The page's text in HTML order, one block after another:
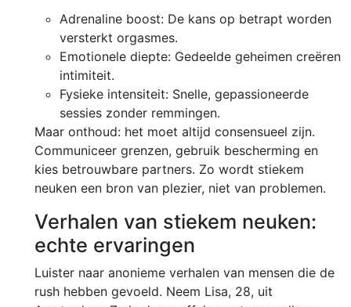
Adrenaline boost: De kans op betrapt worden
versterkt orgasmes.
Emotionele diepte: Gedeelde geheimen creëren
intimiteit.
Fysieke intensiteit: Snelle, gepassioneerde
sessies zonder remmingen.
Maar onthoud: het moet altijd consensueel zijn.
Communiceer grenzen, gebruik bescherming en
kies betrouwbare partners. Zo wordt stiekem
neuken een bron van plezier, niet van problemen.
Verhalen van stiekem neuken:
echte ervaringen
Luister naar anonieme verhalen van mensen die de
rush hebben gevoeld. Neem Lisa, 28, uit